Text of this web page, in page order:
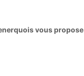
vous propose